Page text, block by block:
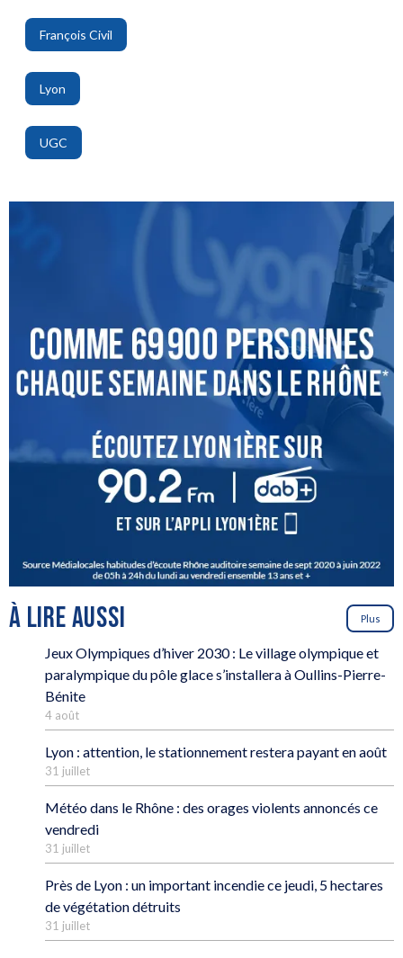
François Civil
,
Lyon
,
UGC
À LIRE AUSSI Plus
Jeux Olympiques d’hiver 2030 : Le village olympique et
paralympique du pôle glace s’installera à Oullins-Pierre-
Bénite
4 août
Lyon : attention, le stationnement restera payant en août
31 juillet
Météo dans le Rhône : des orages violents annoncés ce
vendredi
31 juillet
Près de Lyon : un important incendie ce jeudi, 5 hectares
de végétation détruits
31 juillet